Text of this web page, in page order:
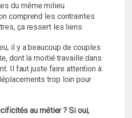
du même milieu
comprend les contraintes
ça ressert les liens.
il y a beaucoup de couples
dont la moitié travaille dans
Il faut juste faire attention à
trop loin pour
au métier ? Si oui,